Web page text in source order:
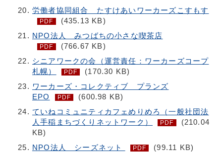
労働者協同組合 たすけあいワーカーズこすもす
PDF
(435.13 KB)
NPO法人 みつばちの小さな喫茶店
PDF
(766.67 KB)
シニアワークの会（運営責任：ワーカーズコープ
札幌）
PDF
(170.30 KB)
ワーカーズ・コレクティブ プランズ
EPO
PDF
(600.98 KB)
ていねコミュニティカフェめりめろ（一般社団法
人手稲まちづくりネットワーク）
PDF
(210.04
KB)
NPO法人 シーズネット
PDF
(99.11 KB)